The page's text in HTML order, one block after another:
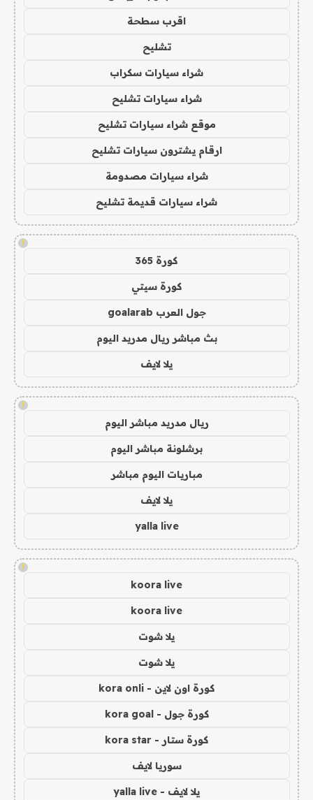
اقرب سطحة
تشليح
شراء سيارات سكراب
شراء سيارات تشليح
موقع شراء سيارات تشليح
ارقام يشترون سيارات تشليح
شراء سيارات مصدومة
شراء سيارات قديمة تشليح
!
كورة 365
كورة سيتي
جول العرب goalarab
بث مباشر ريال مدريد اليوم
يلا لايف
!
ريال مدريد مباشر اليوم
برشلونة مباشر اليوم
مباريات اليوم مباشر
يلا لايف
yalla live
!
koora live
koora live
يلا شوت
يلا شوت
كورة اون لاين - kora onli
كورة جول - kora goal
كورة ستار - kora star
سوريا لايف
يلا لايف - yalla live